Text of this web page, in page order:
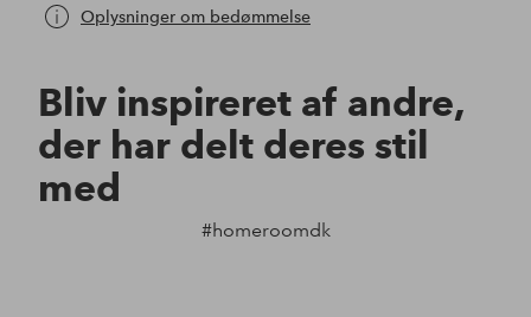
Oplysninger om bedømmelse
Bliv inspireret af andre,
der har delt deres stil
med
#homeroomdk